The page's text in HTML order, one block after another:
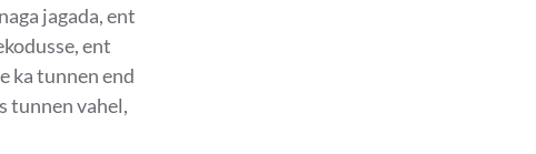
jagada, ent
ent
ka tunnen end
tunnen vahel,